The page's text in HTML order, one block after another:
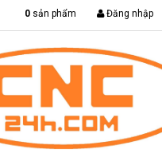
0 sản phẩm Đăng nhập